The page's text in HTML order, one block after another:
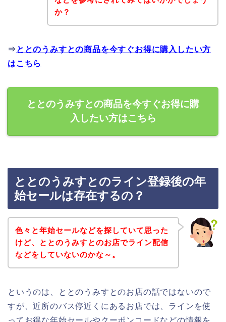
か？
⇒ ととのうみすとの商品を今すぐお得に購入したい方
はこちら
ととのうみすとの商品を今すぐお得に購
入したい方はこちら
ととのうみすとのライン登録後の年
始セールは存在するの？
色々と年始セールなどを探していて思った
けど、ととのうみすとのお店でライン配信
などをしていないのかな～。
というのは、ととのうみすとのお店の話ではないので
すが、近所のバス停近くにあるお店では、ラインを使
ってお得な年始セールやクーポンコードなどの情報を